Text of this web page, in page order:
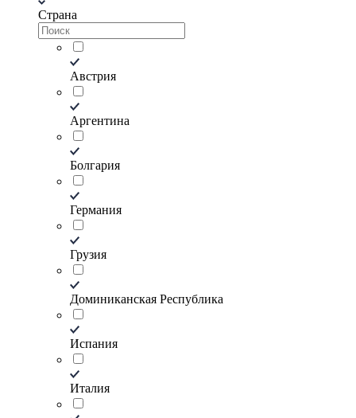
Страна
Австрия
Аргентина
Болгария
Германия
Грузия
Доминиканская Республика
Испания
Италия